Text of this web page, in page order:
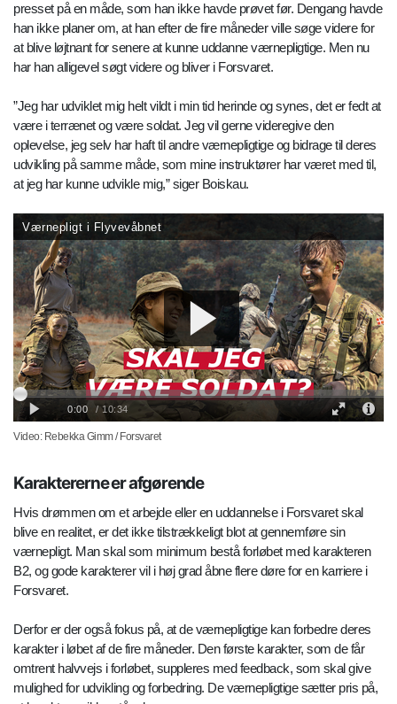
presset på en måde, som han ikke havde prøvet før. Dengang havde
han ikke planer om, at han efter de fire måneder ville søge videre for
at blive løjtnant for senere at kunne uddanne værnepligtige. Men nu
har han alligevel søgt videre og bliver i Forsvaret.
”Jeg har udviklet mig helt vildt i min tid herinde og synes, det er fedt at
være i terrænet og være soldat. Jeg vil gerne videregive den
oplevelse, jeg selv har haft til andre værnepligtige og bidrage til deres
udvikling på samme måde, som mine instruktører har været med til,
at jeg har kunne udvikle mig,” siger Boiskau.
Video: Rebekka Gimm / Forsvaret
Karaktererne er afgørende
Hvis drømmen om et arbejde eller en uddannelse i Forsvaret skal
blive en realitet, er det ikke tilstrækkeligt blot at gennemføre sin
værnepligt. Man skal som minimum bestå forløbet med karakteren
B2, og gode karakterer vil i høj grad åbne flere døre for en karriere i
Forsvaret.
Derfor er der også fokus på, at de værnepligtige kan forbedre deres
karakter i løbet af de fire måneder. Den første karakter, som de får
omtrent halvvejs i forløbet, suppleres med feedback, som skal give
mulighed for udvikling og forbedring. De værnepligtige sætter pris på,